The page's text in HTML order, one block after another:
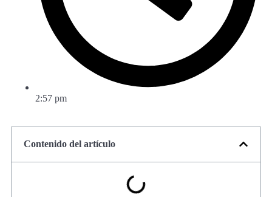
2:57 pm
Contenido del artículo